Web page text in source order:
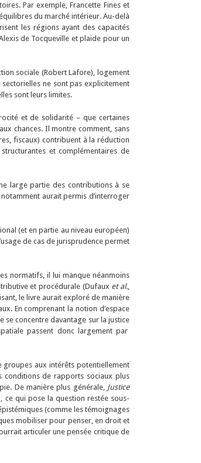
Par exemple, Francette Fines et
du marché intérieur. Au-delà
les régions ayant des capacités
de Tocqueville et plaide pour un
sociale (Robert Lafore), logement
ne sont pas explicitement
sont leurs limites.
et de solidarité – que certaines
chances. Il montre comment, sans
fiscaux) contribuent à la réduction
et complémentaires de
large partie des contributions à se
aurait permis d’interroger
(et en partie au niveau européen)
de cas de jurisprudence permet
normatifs, il lui manque néanmoins
et procédurale (Dufaux et al.,
le livre aurait exploré de manière
En comprenant la notion d’espace
se concentre davantage sur la justice
passent donc largement par
groupes aux intérêts potentiellement
conditions de rapports sociaux plus
De manière plus générale, Justice
ce qui pose la question restée sous-
(comme les témoignages
mobiliser pour penser, en droit et
articuler une pensée critique de